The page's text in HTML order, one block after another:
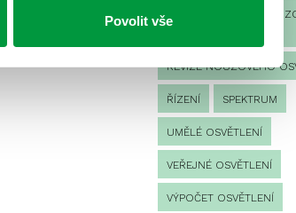
Povolit všePROVOZNÍ DENÍK
REVIZE NOUZOVÉHO
ŘÍZENÍ SPEKTRUM
UMĚLÉ OSVĚTLENÍ
VEŘEJNÉ OSVĚTLENÍ
VÝPOČET OSVĚTLENÍ